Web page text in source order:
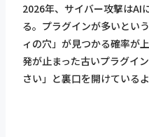
2026年、サイバー攻撃はAI
る。プラグインが多いとい
ィの穴」が見つかる確率が
発が止まった古いプラグイ
さい」と裏口を開けている